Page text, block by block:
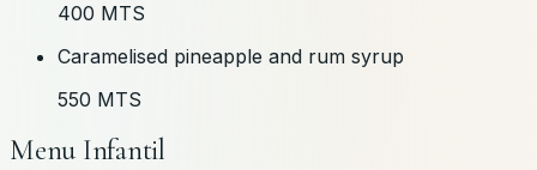
400 MTS
Caramelised pineapple and rum syrup
550 MTS
Menu Infantil